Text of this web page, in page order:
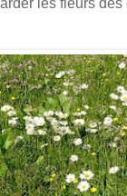
les fleurs